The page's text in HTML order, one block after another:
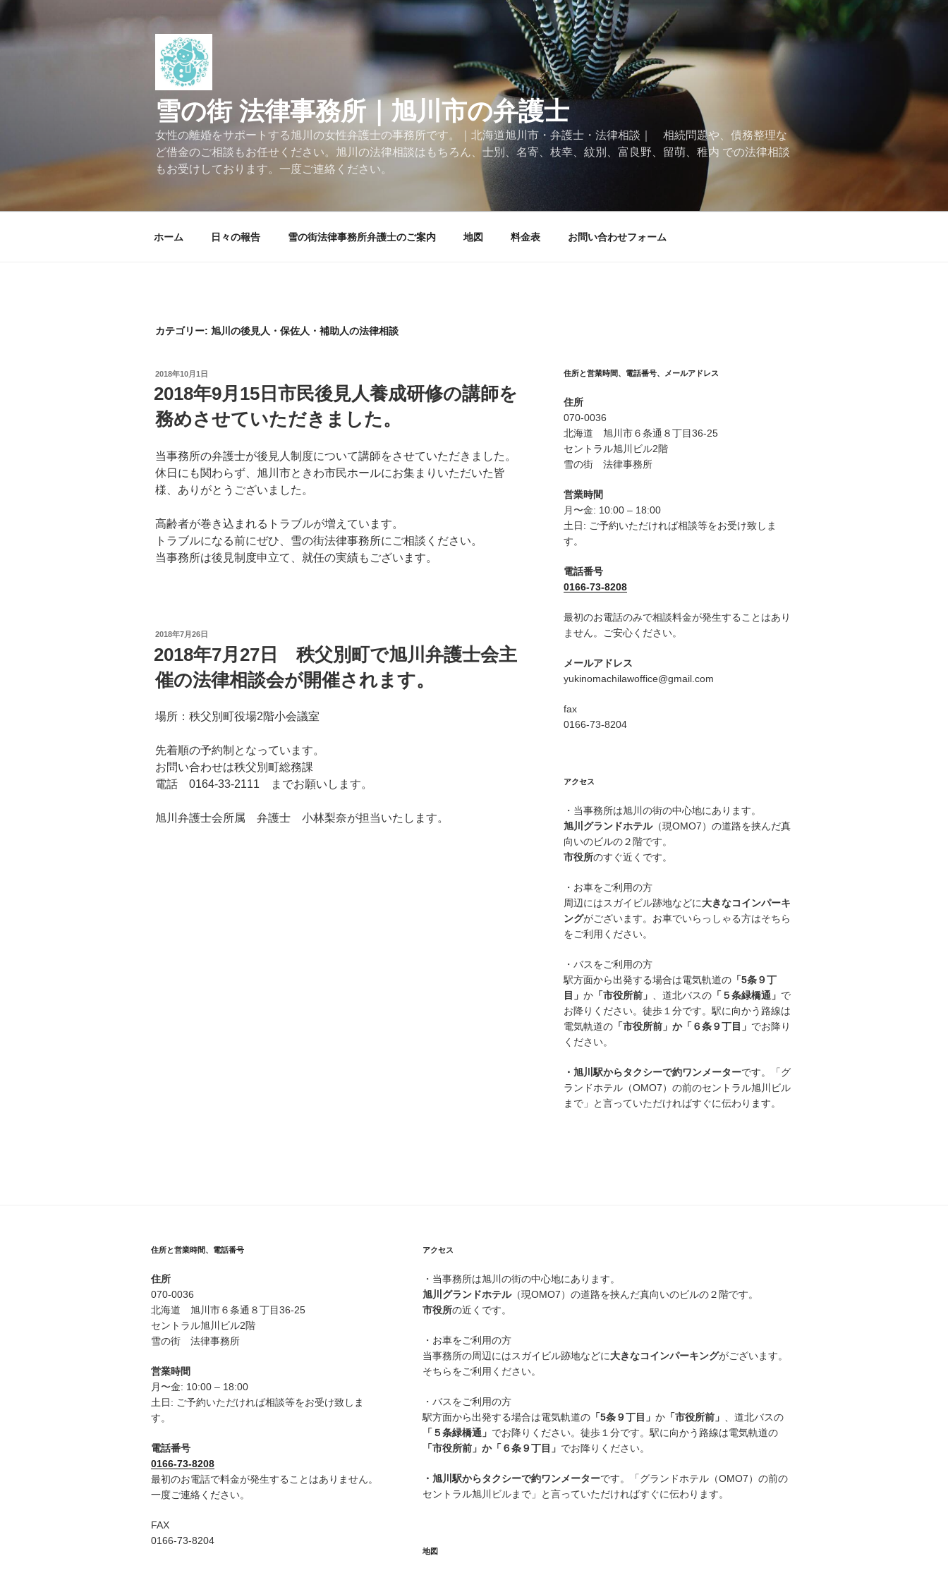
テ
雪の街 法律事務所｜旭川市の弁護士
女性の離婚をサポートする旭川の女性弁護士の事務所です。｜北海道旭川市・弁護士・法律相談｜ 相続問題や、債務整理な
ど借金のご相談もお任せください。旭川の法律相談はもちろん、士別、名寄、枝幸、紋別、富良野、留萌、稚内 での法律相談
もお受けしております。一度ご連絡ください。
ホーム 日々の報告 雪の街法律事務所弁護士のご案内 地図 料金表 お問い合わせフォーム
カテゴリー: 旭川の後見人・保佐人・補助人の法律相談
投
日:
2018年10月1日
2018年9月15日市民後見人養成研修の講師を
務めさせていただきました。
当事務所の弁護士が後見人制度について講師をさせていただきました。
休日にも関わらず、旭川市ときわ市民ホールにお集まりいただいた皆
様、ありがとうございました。
高齢者が巻き込まれるトラブルが増えています。
トラブルになる前にぜひ、雪の街法律事務所にご相談ください。
当事務所は後見制度申立て、就任の実績もございます。
投
日:
2018年7月26日
2018年7月27日 秩父別町で旭川弁護士会主
催の法律相談会が開催されます。
場所：秩父別町役場2階小会議室
先着順の予約制となっています。
お問い合わせは秩父別町総務課
電話 0164-33-2111 までお願いします。
旭川弁護士会所属 弁護士 小林梨奈が担当いたします。
住所と営業時間、電話番号、メールアドレス
住所
070-0036
北海道 旭川市６条通８丁目36-25
セントラル旭川ビル2階
雪の街 法律事務所
営業時間
月〜金: 10:00 – 18:00
土日: ご予約いただければ相談等をお受け致しま
す。
電話番号
0166-73-8208
最初のお電話のみで相談料金が発生することはあり
ません。ご安心ください。
メールアドレス
yukinomachilawoffice@gmail.com
fax
0166-73-8204
アクセス
・当事務所は旭川の街の中心地にあります。
旭川グランドホテル（現OMO7）の道路を挟んだ真
向いのビルの２階です。
市役所のすぐ近くです。
・お車をご利用の方
周辺にはスガイビル跡地などに大きなコインパーキ
ングがございます。お車でいらっしゃる方はそちら
をご利用ください。
・バスをご利用の方
駅方面から出発する場合は電気軌道の「5条９丁
目」 か「市役所前」 、道北バスの「５条緑橋通」 で
お降りください。徒歩１分です。駅に向かう路線は
電気軌道の「市役所前」か「６条９丁目」 でお降り
ください。
・旭川駅からタクシーで約ワンメーターです。「グ
ランドホテル（OMO7）の前のセントラル旭川ビル
まで」と言っていただければすぐに伝わります。
住所と営業時間、電話番号
住所
070-0036
北海道 旭川市６条通８丁目36-25
セントラル旭川ビル2階
雪の街 法律事務所
営業時間
月〜金: 10:00 – 18:00
土日: ご予約いただければ相談等をお受け致しま
す。
電話番号
0166-73-8208
最初のお電話で料金が発生することはありません。
一度ご連絡ください。
FAX
0166-73-8204
アクセス
・当事務所は旭川の街の中心地にあります。
旭川グランドホテル（現OMO7）の道路を挟んだ真向いのビルの２階です。
市役所の近くです。
・お車をご利用の方
当事務所の周辺にはスガイビル跡地などに大きなコインパーキングがございます。
そちらをご利用ください。
・バスをご利用の方
駅方面から出発する場合は電気軌道の「5条９丁目」 か「市役所前」
、道北バスの
「５条緑橋通」 でお降りください。徒歩１分です。駅に向かう路線は電気軌道の
「市役所前」か「６条９丁目」 でお降りください。
・旭川駅からタクシーで約ワンメーターです。「グランドホテル（OMO7）の前の
セントラル旭川ビルまで」と言っていただければすぐに伝わります。
地図